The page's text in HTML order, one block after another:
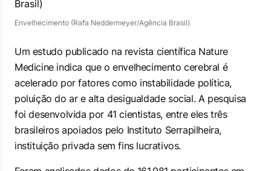
Envelhecimento (Rafa Neddermeyer/Agência Brasil)
Um estudo publicado na revista científica Nature
Medicineindica que o envelhecimento cerebral é
acelerado por fatores como instabilidade política,
poluição do ar e alta desigualdade social. A pesquisa
foi desenvolvida por 41 cientistas, entre eles três
brasileiros apoiados pelo Instituto Serrapilheira,
instituição privada sem fins lucrativos.